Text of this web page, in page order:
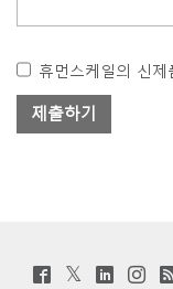
휴먼스케일의 신
FacebookTwitter
(opens
LinkedIn